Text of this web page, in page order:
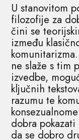
U stanovitom
filozofije za
čini se
između
ne slaže s tim
izvedbe,
ključnih
razumu te
dobra
da se dobro